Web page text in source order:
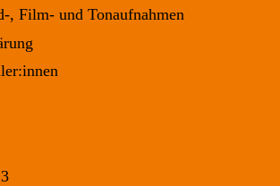
, Film- und Tonaufnahmen